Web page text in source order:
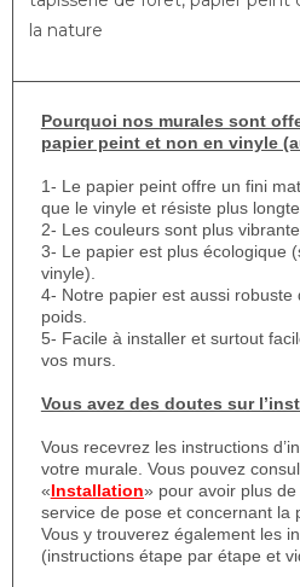
la nature
Pourquoi nos murales sont
papier peint et non en vinyle
1- Le papier peint offre un fini
que le vinyle et résiste plus
2- Les couleurs sont plus
3- Le papier est plus écologique
vinyle).
4- Notre papier est aussi robuste
poids.
5- Facile à installer et surtout
vos murs.
Vous avez des doutes sur
Vous recevrez les instructions
votre murale. Vous pouvez
«Installation» pour avoir plus
service de pose et concernant la
Vous y trouverez également les
(instructions étape par étape et